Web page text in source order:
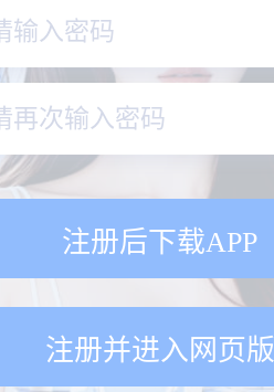
注册后下载APP
注册并进入网页版